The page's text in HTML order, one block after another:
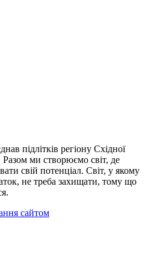
підлітків регіону Східної
ми створюємо світ, де
свій потенціал. Світ, у якому
не треба захищати, тому що
сайтом